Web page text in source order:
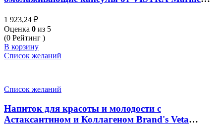
Капсул
1 923,24 ₽
Оценка 0 из 5
(0 Рейтинг )
В корзину
Список желаний
Список желаний
Напиток для красоты и молодости с
Астаксантином и Коллагеном Brand's Veta